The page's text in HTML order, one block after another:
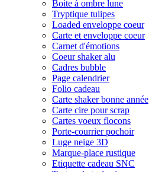
Boite à ombre lune
Tryptique tulipes
Loaded enveloppe coeur
Carte et enveloppe coeur
Carnet d'émotions
Coeur shaker alu
Cadres bubble
Page calendrier
Folio cadeau
Carte shaker bonne année
Carte cire pour scrap
Cartes voeux flocons
Porte-courrier pochoir
Luge neige 3D
Marque-place rustique
Etiquette cadeau SNC